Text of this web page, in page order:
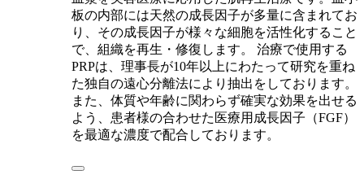
板の内部には天然の成長因子が多量に含まれてお
り、その成長因子が様々な細胞を活性化すること
で、組織を再生・修復します。 治療で使用する
PRPは、理事長が10年以上にわたって研究を重ね
た独自の遠心分離法により抽出をしております。
また、体質や年齢に関わらず確実な効果を出せる
よう、患者様の合わせた医療用成長因子（FGF）
を最適な濃度で配合しております。